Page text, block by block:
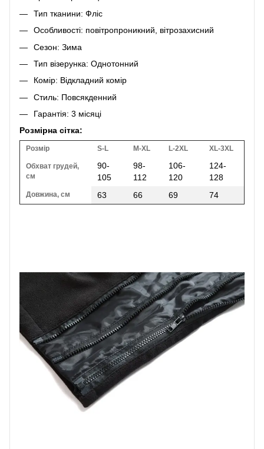
Тип тканини: Фліс
Особливості: повітропроникний, вітрозахисний
Сезон: Зима
Тип візерунка: Однотонний
Комір: Відкладний комір
Стиль: Повсякденний
Гарантія: 3 місяці
Розмірна сітка:
Розмір S-L M-XL L-2XL XL-3XL
Обхват грудей,
см
90-
105
98-
112
106-
120
124-
128
Довжина, см 63 66 69 74